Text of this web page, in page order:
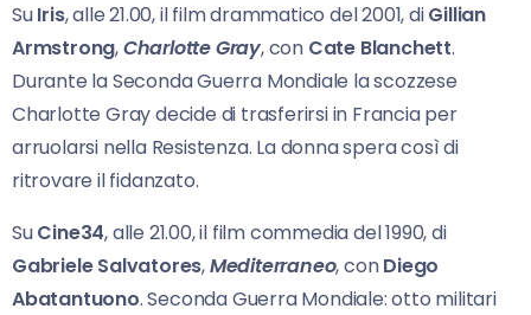
SuIris, alle 21.00, il film drammatico del 2001, diGillian
Armstrong,Charlotte Gray, con Cate Blanchett.
Durante la Seconda Guerra Mondiale la scozzese
Charlotte Gray decide di trasferirsi in Francia per
arruolarsi nella Resistenza. La donna spera così di
ritrovare il fidanzato.
SuCine34, alle 21.00, il film commedia del 1990, di
Gabriele Salvatores,Mediterraneo, conDiego
Abatantuono. Seconda Guerra Mondiale: otto militari